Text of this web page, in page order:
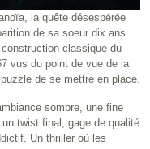
la quête désespérée
de sa soeur dix ans
classique du
vus du point de vue de la
de se mettre en place.
sombre, une fine
twist final, gage de qualité
Un thriller où les